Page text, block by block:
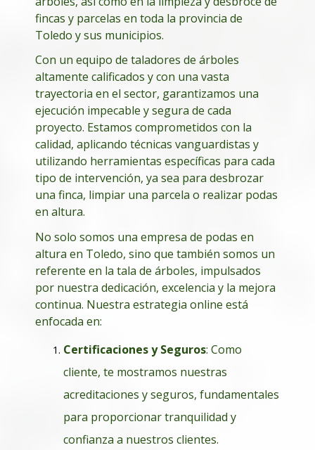
fincas y parcelas en toda la provincia de
Toledo y sus municipios.
Con un equipo de taladores de árboles
altamente calificados y con una vasta
trayectoria en el sector, garantizamos una
ejecución impecable y segura de cada
proyecto. Estamos comprometidos con la
calidad, aplicando técnicas vanguardistas y
utilizando herramientas específicas para cada
tipo de intervención, ya sea para desbrozar
una finca, limpiar una parcela o realizar podas
en altura.
No solo somos una empresa de podas en
altura en Toledo, sino que también somos un
referente en la tala de árboles, impulsados
por nuestra dedicación, excelencia y la mejora
continua. Nuestra estrategia online está
enfocada en:
Certificaciones y Seguros: Como
cliente, te mostramos nuestras
acreditaciones y seguros, fundamentales
para proporcionar tranquilidad y
confianza a nuestros clientes.